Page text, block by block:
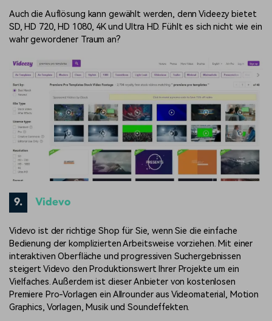
Auch die Auflösung kann gewählt werden, denn Videezy bietet
SD, HD 720, HD 1080, 4K und Ultra HD. Fühlt es sich nicht wie ein
wahr gewordener Traum an?
9. Videvo
Videvo ist der richtige Shop für Sie, wenn Sie die einfache
Bedienung der komplizierten Arbeitsweise vorziehen. Mit einer
interaktiven Oberfläche und progressiven Suchergebnissen
steigert Videvo den Produktionswert Ihrer Projekte um ein
Vielfaches. Außerdem ist dieser Anbieter von kostenlosen
Premiere Pro-Vorlagen ein Allrounder aus Videomaterial, Motion
Graphics, Vorlagen, Musik und Soundeffekten.